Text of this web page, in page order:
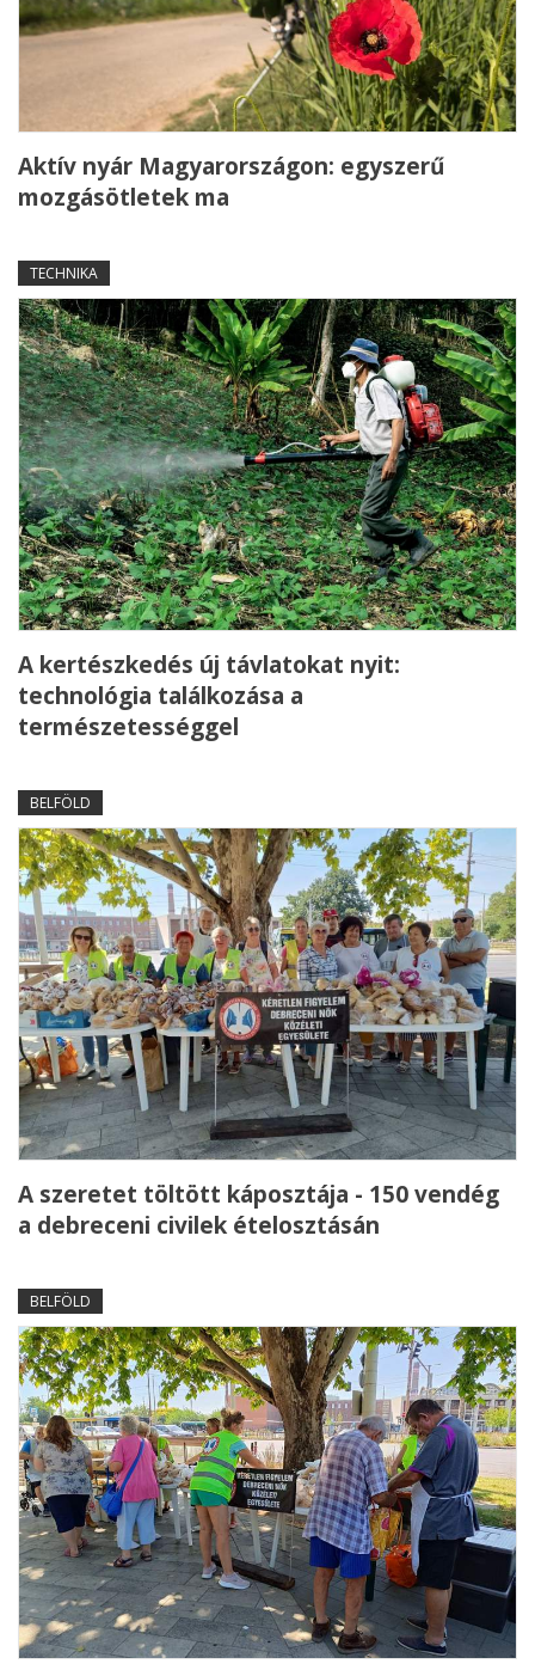
Aktív nyár Magyarországon: egyszerű
mozgásötletek ma
TECHNIKA
A kertészkedés új távlatokat nyit:
technológia találkozása a
természetességgel
BELFÖLD
A szeretet töltött káposztája - 150 vendég
a debreceni civilek ételosztásán
BELFÖLD